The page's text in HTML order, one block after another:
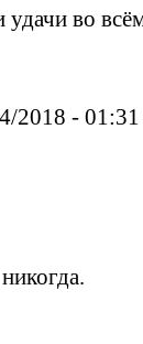
удачи во
2018 - 01:31